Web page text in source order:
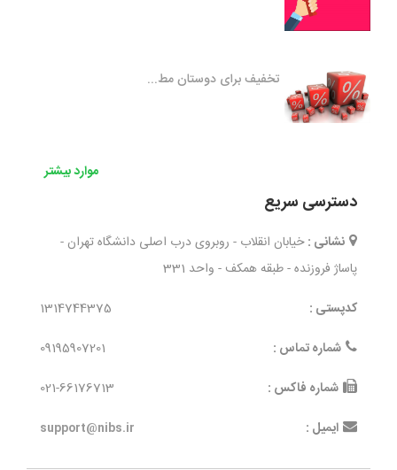
تخفیف برای دوستان مط...
موارد بیشتر
دسترسی سریع
نشانی : خیابان انقلاب - روبروی درب اصلی دانشگاه تهران -
پاساژ فروزنده - طبقه همکف - واحد 331
کدپستی :
1314744375
شماره تماس :
09195907201
شماره فاکس :
021-66176713
ایمیل :
support@nibs.ir